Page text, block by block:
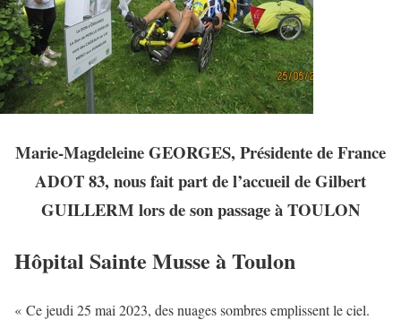
Marie-Magdeleine GEORGES, Présidente de France
ADOT 83, nous fait part de l’accueil de Gilbert
GUILLERM lors de son passage à TOULON
Hôpital Sainte Musse à Toulon
« Ce jeudi 25 mai 2023, des nuages sombres emplissent le ciel.